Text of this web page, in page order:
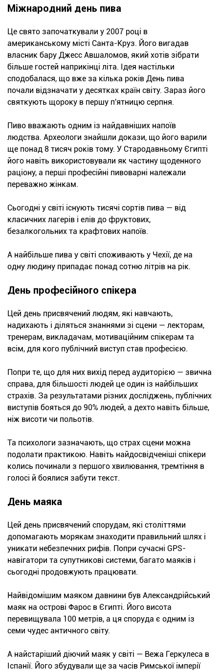
Міжнародний день пива
Це свято започаткували у 2007 році в
американському місті Санта-Круз. Його вигадав
власник бару Джесс Авшаломов, який хотів зібрати
більше гостей наприкінці літа. Ідея настільки
сподобалася, що вже за кілька років День пива
почали відзначати у десятках країн світу. Зараз його
святкують щороку в першу п'ятницю серпня.
Пиво вважають одним із найдавніших напоїв
людства. Археологи знайшли докази, що його варили
ще понад 8 тисяч років тому. У Стародавньому Єгипті
його навіть використовували як частину щоденного
раціону, а перші професійні пивоварні належали
переважно жінкам.
Сьогодні у світі існують тисячі сортів пива — від
класичних лагерів і елів до фруктових,
безалкогольних та крафтових напоїв.
А найбільше пива у світі споживають у Чехії, де на
одну людину припадає понад сотню літрів на рік.
День професійного спікера
Цей день присвячений людям, які навчають,
надихають і діляться знаннями зі сцени — лекторам,
тренерам, викладачам, мотиваційним спікерам та
всім, для кого публічний виступ став професією.
Попри те, що для них вихід перед аудиторією — звична
справа, для більшості людей це один із найбільших
страхів. За результатами різних досліджень, публічних
виступів бояться до 90% людей, а дехто навіть більше,
ніж висоти чи польотів.
Та психологи зазначають, що страх сцени можна
подолати практикою. Навіть найдосвідченіші спікери
колись починали з першого хвилювання, тремтіння в
голосі й боялися забути текст.
День маяка
Цей день присвячений спорудам, які століттями
допомагають морякам знаходити правильний шлях і
уникати небезпечних рифів. Попри сучасні GPS-
навігатори та супутникові системи, багато маяків і
сьогодні продовжують працювати.
Найвідомішим маяком давнини був Александрійський
маяк на острові Фарос в Єгипті. Його висота
перевищувала 100 метрів, а ця споруда є одним із
семи чудес античного світу.
А найстаріший діючий маяк у світі — Вежа Геркулеса в
Іспанії. Його збудували ще за часів Римської імперії